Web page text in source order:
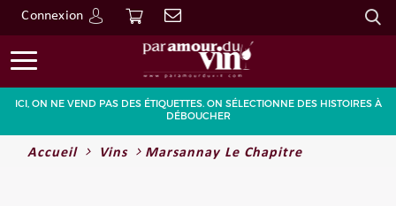
Connexion
Go
ICI, ON NE VEND PAS DES ÉTIQUETTES. ON SÉLECTIONNE DES HISTOIRES À
DÉBOUCHER
Accueil Vins Marsannay Le Chapitre